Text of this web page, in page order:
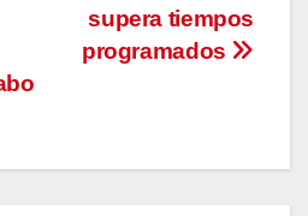
supera tiempos
programados